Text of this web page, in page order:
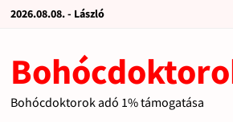
2026.08.08. - László
Bohócdoktorok adó 1% támogatása